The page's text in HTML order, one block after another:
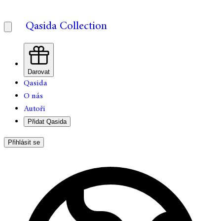
Qasida Collection
Darovat
Qasida
O nás
Autoři
Přidat Qasida
Přihlásit se